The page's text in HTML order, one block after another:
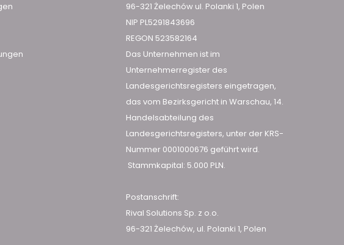
96-321 Żelechów ul. Polanki 1, Polen
NIP PL5291843696
REGON 523582164
Das Unternehmen ist im
Unternehmerregister des
Landesgerichtsregisters eingetragen,
das vom Bezirksgericht in Warschau, 14.
Handelsabteilung des
Landesgerichtsregisters, unter der KRS-
Nummer 0001000676 geführt wird.
Stammkapital: 5.000 PLN.
Postanschrift:
Rival Solutions Sp. z o.o.
96-321 Żelechów, ul. Polanki 1, Polen